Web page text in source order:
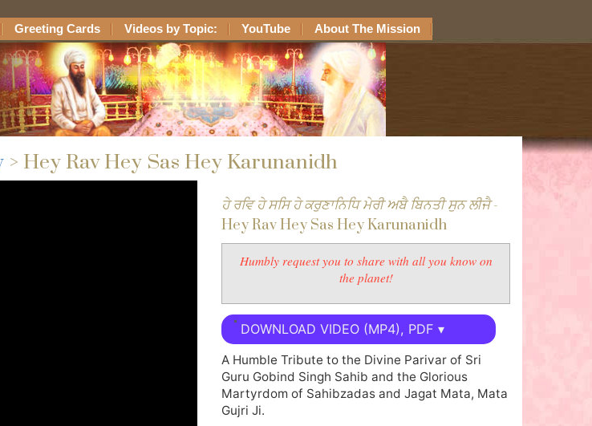
Greeting Cards Videos by Topic: YouTube About The Mission
> Hey Rav Hey Sas Hey Karunanidh
ਹੇ ਰਵਿ ਹੇ ਸਸਿ ਹੇ ਕਰੁਣਾਨਿਧਿ ਮੇਰੀ ਅਬੈ ਬਿਨਤੀ ਸੁਨ ਲੀਜੈ-
Hey Rav Hey Sas Hey Karunanidh
Humbly request you to share with all you know on
the planet!
DOWNLOAD VIDEO (MP4), PDF ▾
A Humble Tribute to the Divine Parivar of Sri
Guru Gobind Singh Sahib and the Glorious
Martyrdom of Sahibzadas and Jagat Mata, Mata
Gujri Ji.